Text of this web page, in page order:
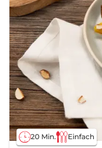
20 Min. Einfach